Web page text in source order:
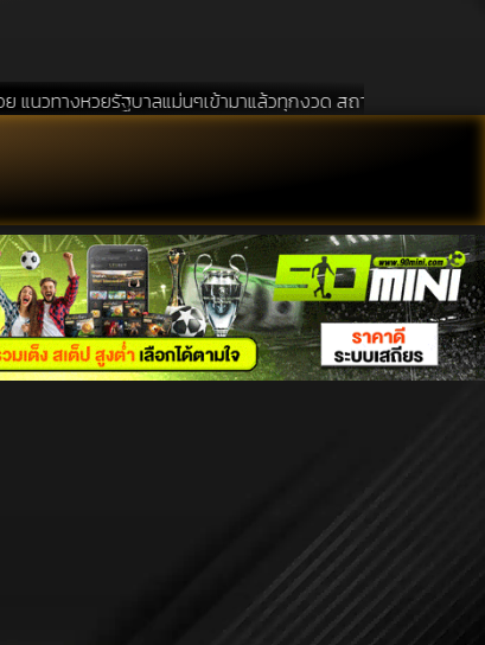
แนวทางหวยรัฐบาลแม่นๆเข้ามาแล้วทุกงวด สถานที่ขอหวย